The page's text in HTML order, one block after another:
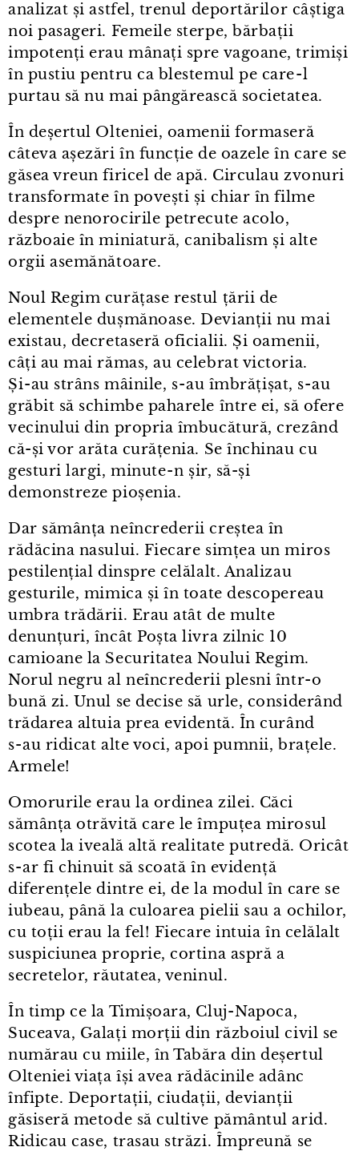
analizat și astfel, trenul deportărilor câștiga
noi pasageri. Femeile sterpe, bărbații
impotenți erau mânați spre vagoane, trimiși
în pustiu pentru ca blestemul pe care⁠-⁠l
purtau să nu mai pângărească societatea.
În deșertul Olteniei, oamenii formaseră
câteva așezări în funcție de oazele în care se
găsea vreun firicel de apă. Circulau zvonuri
transformate în povești și chiar în filme
despre nenorocirile petrecute acolo,
războaie în miniatură, canibalism și alte
orgii asemănătoare.
Noul Regim curățase restul țării de
elementele dușmănoase. Devianții nu mai
existau, decretaseră oficialii. Și oamenii,
câți au mai rămas, au celebrat victoria.
Și⁠-⁠au strâns mâinile, s⁠-⁠au îmbrățișat, s⁠-⁠au
grăbit să schimbe paharele între ei, să ofere
vecinului din propria îmbucătură, crezând
că-și vor arăta curățenia. Se închinau cu
gesturi largi, minute⁠-⁠n șir, să-și
demonstreze pioșenia.
Dar sămânța neîncrederii creștea în
rădăcina nasului. Fiecare simțea un miros
pestilențial dinspre celălalt. Analizau
gesturile, mimica și în toate descopereau
umbra trădării. Erau atât de multe
denunțuri, încât Poșta livra zilnic 10
camioane la Securitatea Noului Regim.
Norul negru al neîncrederii plesni într⁠-⁠o
bună zi. Unul se decise să urle, considerând
trădarea altuia prea evidentă. În curând
s⁠-⁠au ridicat alte voci, apoi pumnii, brațele.
Armele!
Omorurile erau la ordinea zilei. Căci
sămânța otrăvită care le împuțea mirosul
scotea la iveală altă realitate putredă. Oricât
s⁠-⁠ar fi chinuit să scoată în evidență
diferențele dintre ei, de la modul în care se
iubeau, până la culoarea pielii sau a ochilor,
cu toții erau la fel! Fiecare intuia în celălalt
suspiciunea proprie, cortina aspră a
secretelor, răutatea, veninul.
În timp ce la Timișoara, Cluj⁠-⁠Napoca,
Suceava, Galați morții din războiul civil se
numărau cu miile, în Tabăra din deșertul
Olteniei viața își avea rădăcinile adânc
înfipte. Deportații, ciudații, devianții
găsiseră metode să cultive pământul arid.
Ridicau case, trasau străzi. Împreună se